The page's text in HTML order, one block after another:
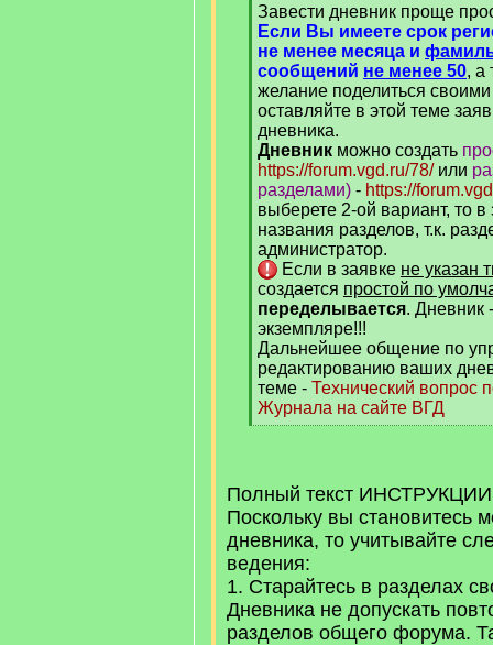
[
q
]
Завести дневник проще
Если Вы имеете срок
не менее месяца и
сообщений не менее 50, а
желание поделиться
оставляйте в этой теме
дневника.
Дневник можно создать
https://forum.vgd.ru/78/или
разделами) - https://
выберете 2-ой вариант, то
названия разделов, т.к.
администратор.
Если в заявке не указан
создается простой по
переделывается. Дневник
экземпляре!!!
Дальнейшее общение по
редактированию ваших
теме - Технический вопрос
Журнала на сайте ВГД
[
]
Полный текст
Поскольку вы становитесь
дневника, то учитывайте
ведения:
1. Старайтесь в разделах
Дневника не допускать
разделов общего форума.